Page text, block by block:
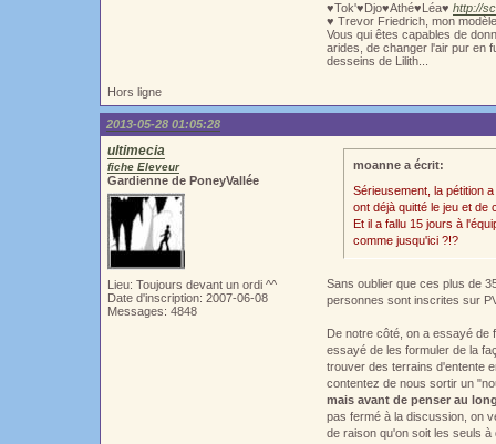
♥Tok'♥Djo♥Athé♥Léa♥ http://
♥ Trevor Friedrich, mon
Vous qui êtes capables de
arides, de changer l'air pur en
desseins de Lilith...
Hors ligne
2013-05-28 01:05:28
ultimecia
fiche Eleveur
Gardienne de PoneyVallée
Lieu: Toujours devant un ordi ^^
Date d'inscription: 2007-06-08
Messages: 4848
moanne a écrit:
Sérieusement, la pétition
ont déjà quitté le jeu et
Et il a fallu 15 jours à
comme jusqu'ici ?!?
Sans oublier que ces plus de
personnes sont inscrites sur
De notre côté, on a essayé de
essayé de les formuler de la
trouver des terrains d'entente
contentez de nous sortir un
mais avant de penser au
pas fermé à la discussion, on
de raison qu'on soit les seuls